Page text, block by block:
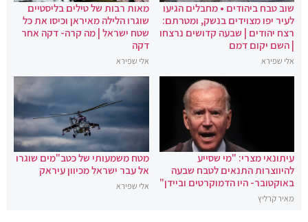
שוב טבח ביהודים • מחבלים הגיעו
לעיר יפו מצוידים בנשק, ומטרתם:
רצח יהודים | שבעה קדושים נרצחו
| השם יקום דמם
אלי שפירא
מאות רבות של טילים בליסטיים
שוגרו הלילה מאיראן וכיסו את כל
שטח ישראל | מה קרה- דקה אחר
דקה
אלי שפירא
עיתונאי מצרי: "מי שסייע
להיווצרות התנאים לטבח שבעה
באוקטובר- היו הדמוקרטים וביידן"
מאיר קרליץ
מטח משמעותי של כטב"מים שוגרו
אל עבר ישראל מכיוון עיראק
אלי שפירא